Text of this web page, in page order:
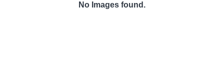
No Images found.